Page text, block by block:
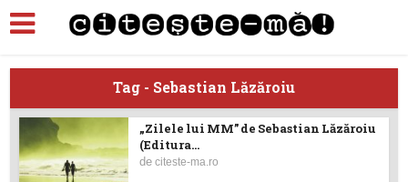
Tag - Sebastian Lăzăroiu
„Zilele lui MM” de Sebastian Lăzăroiu
(Editura...
deciteste-ma.ro